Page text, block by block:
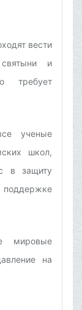
вести
и
требует
ученые
школ,
в защиту
мировые
на